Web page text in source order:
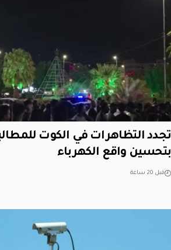
تجدد التظاهرات في الكوت
بتحسين واقع الكهرباء
قبل 20 ساعة